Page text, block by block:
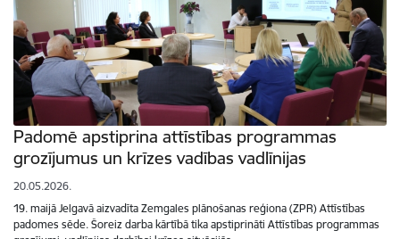
Padomē apstiprina attīstības programmas
grozījumus un krīzes vadības vadlīnijas
20.05.2026.
19. maijā Jelgavā aizvadīta Zemgales plānošanas reģiona (ZPR) Attīstības
padomes sēde. Šoreiz darba kārtībā tika apstiprināti Attīstības programmas